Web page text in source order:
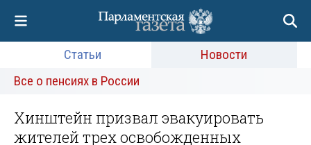
Статьи
Новости
Все о пенсиях в России
Хинштейн призвал эвакуировать
жителей трех освобожденных